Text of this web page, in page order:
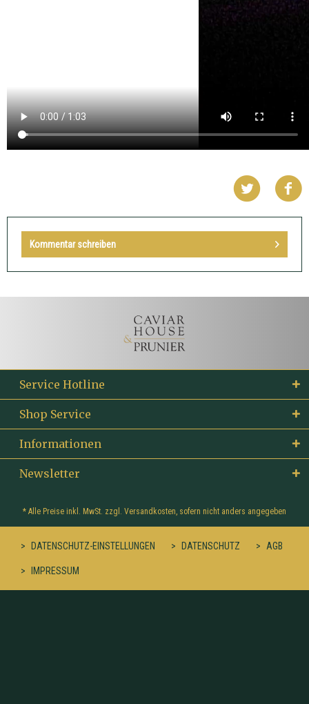
Kommentar schreiben
Service Hotline
Shop Service
Informationen
Newsletter
* Alle Preise inkl. MwSt. zzgl. Versandkosten, sofern nicht anders angegeben
DATENSCHUTZ-EINSTELLUNGEN DATENSCHUTZ AGB
IMPRESSUM